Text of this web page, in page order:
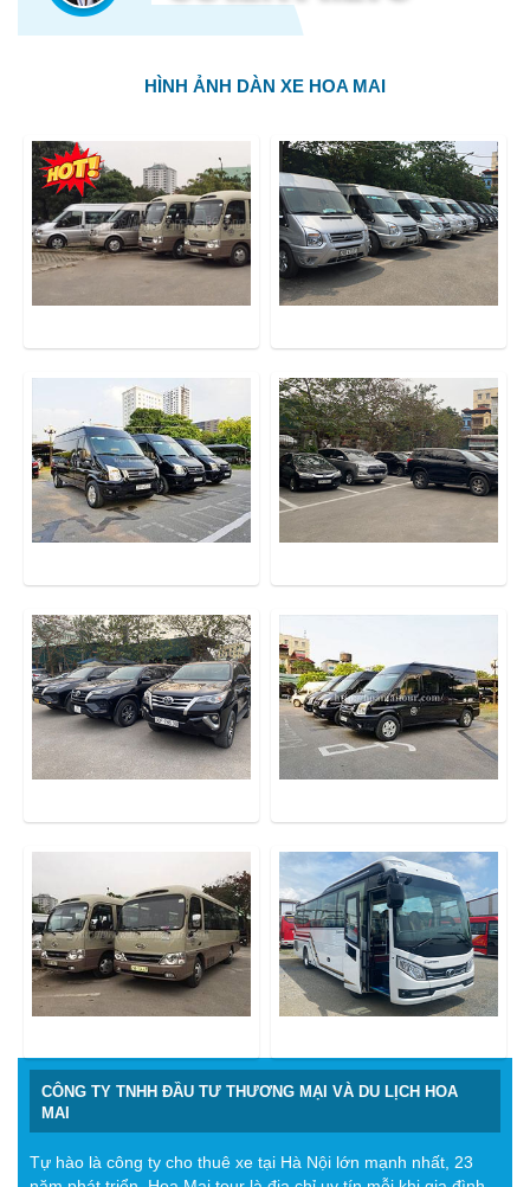
HÌNH ẢNH DÀN XE HOA MAI
CÔNG TY TNHH ĐẦU TƯ THƯƠNG MẠI VÀ DU LỊCH HOA
MAI
Tự hào là công ty cho thuê xe tại Hà Nội lớn mạnh nhất, 23